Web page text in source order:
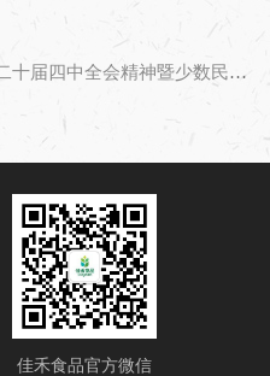
下一篇：佳禾食品召开学习贯彻二十届四中全会精神暨少数民族、党员座谈交流会
佳禾食品官方微信